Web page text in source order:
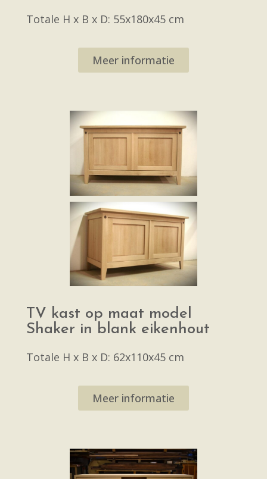
Totale H x B x D: 55x180x45 cm
Meer informatie
TV kast op maat model
Shaker in blank eikenhout
Totale H x B x D: 62x110x45 cm
Meer informatie